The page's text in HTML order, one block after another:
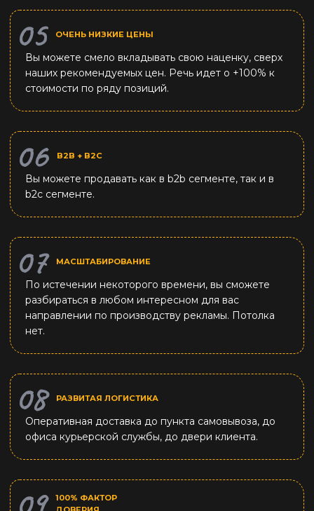
ОЧЕНЬ НИЗКИЕ ЦЕНЫ
Вы можете смело вкладывать свою наценку, сверх
наших рекомендуемых цен. Речь идет о +100% к
стоимости по ряду позиций.
B2B + B2C
Вы можете продавать как в b2b сегменте, так и в
b2c сегменте.
МАСШТАБИРОВАНИЕ
По истечении некоторого времени, вы сможете
разбираться в любом интересном для вас
направлении по производству рекламы. Потолка
нет.
РАЗВИТАЯ ЛОГИСТИКА
Оперативная доставка до пункта самовывоза, до
офиса курьерской службы, до двери клиента.
100% ФАКТОР